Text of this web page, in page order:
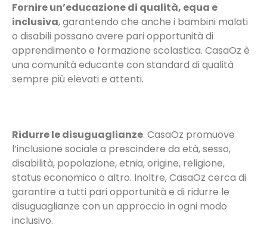
Fornire un’educazione di qualità, equa e
inclusiva, garantendo che anche i bambini malati
o disabili possano avere pari opportunità di
apprendimento e formazione scolastica. CasaOz è
una comunità educante con standard di qualità
sempre più elevati e attenti.
Ridurre le disuguaglianze. CasaOz promuove
l’inclusione sociale a prescindere da età, sesso,
disabilità, popolazione, etnia, origine, religione,
status economico o altro. Inoltre, CasaOz cerca di
garantire a tutti pari opportunità e di ridurre le
disuguaglianze con un approccio in ogni modo
inclusivo.